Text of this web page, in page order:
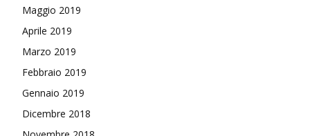
Maggio 2019
Aprile 2019
Marzo 2019
Febbraio 2019
Gennaio 2019
Dicembre 2018